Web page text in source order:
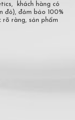
khách hàng có
đỏ), đảm bảo 100%
rõ ràng, sản phẩm